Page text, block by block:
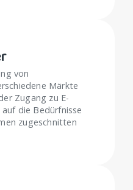
von
Märkte
Zugang zu E-
die Bedürfnisse
zugeschnitten